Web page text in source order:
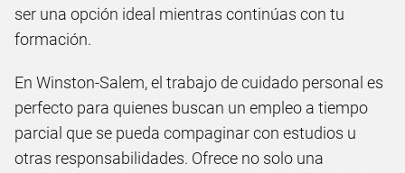
ser una opción ideal mientras continúas con tu
formación.
En Winston-Salem, el trabajo de cuidado personal es
perfecto para quienes buscan un empleo a tiempo
parcial que se pueda compaginar con estudios u
otras responsabilidades. Ofrece no solo una